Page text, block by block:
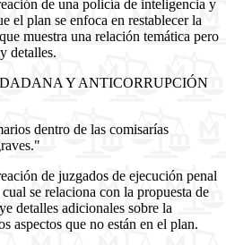
de una policía de inteligencia y
el plan se enfoca en restablecer la
muestra una relación temática pero
detalles.
Y ANTICORRUPCIÓN
dentro de las comisarías
de juzgados de ejecución penal
se relaciona con la propuesta de
detalles adicionales sobre la
aspectos que no están en el plan.